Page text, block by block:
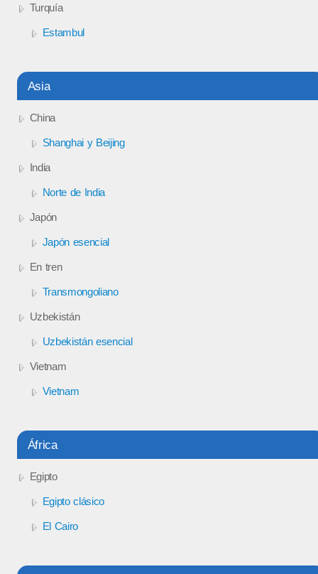
Turquía
Estambul
Asia
China
Shanghai y Beijing
India
Norte de India
Japón
Japón esencial
En tren
Transmongoliano
Uzbekistán
Uzbekistán esencial
Vietnam
Vietnam
África
Egipto
Egipto clásico
El Cairo